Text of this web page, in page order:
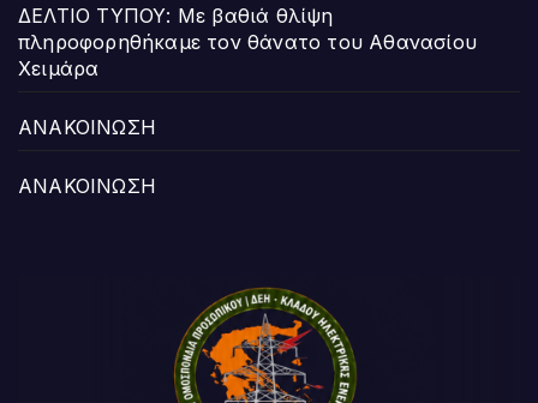
ΔΕΛΤΙΟ ΤΥΠΟΥ: Με βαθιά θλίψη
πληροφορηθήκαμε τον θάνατο του Αθανασίου
Χειμάρα
ΑΝΑΚΟΙΝΩΣΗ
ΑΝΑΚΟΙΝΩΣΗ